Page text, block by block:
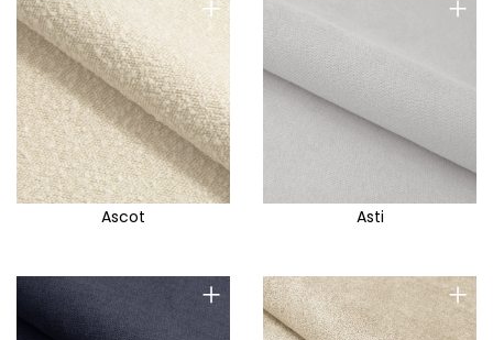
+
Ascot
+
Asti
+ +